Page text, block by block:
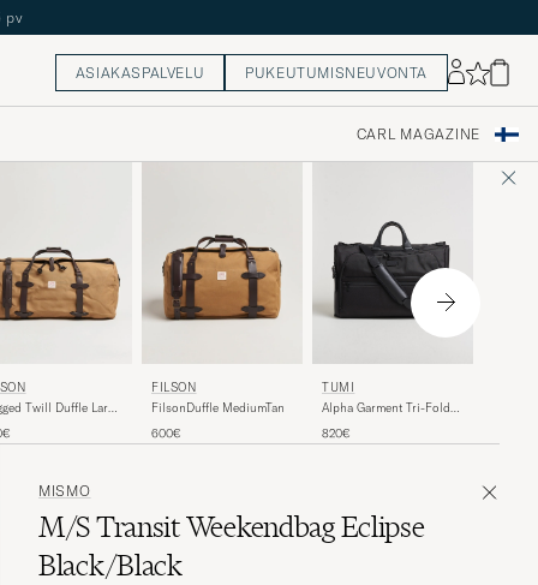
ASIAKASPALVELU PUKEUTUMISNEUVONTA
CARL MAGAZINE
Twill Duffle Large
FILSON
FilsonDuffle MediumTan
600€
TUMI
Alpha Garment Tri-Fold
820€
MISMO
M/S Transit Weekendbag Eclipse
Black/Black